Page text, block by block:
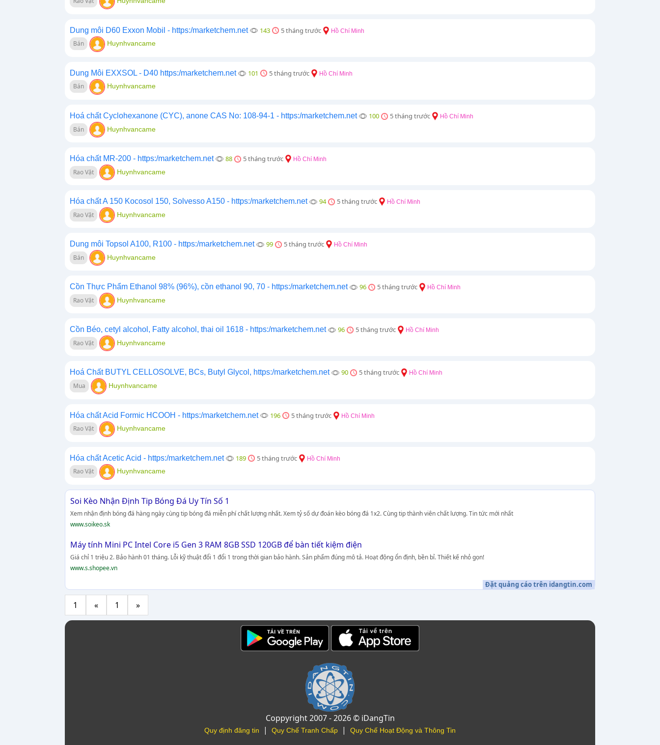
Dung môi D60 Exxon Mobil - https:/marketchem.net 143 5 tháng trước Hồ Chí Minh
Bán Huynhvancame
Dung Môi EXXSOL - D40 https:/marketchem.net 101 5 tháng trước Hồ Chí Minh
Bán Huynhvancame
Hoá chất Cyclohexanone (CYC), anone CAS No: 108-94-1 - https:/marketchem.net 100 5 tháng trước Hồ Chí Minh
Bán Huynhvancame
Hóa chất MR-200 - https:/marketchem.net 88 5 tháng trước Hồ Chí Minh
Rao Vặt Huynhvancame
Hóa chất A 150 Kocosol 150, Solvesso A150 - https:/marketchem.net 94 5 tháng trước Hồ Chí Minh
Rao Vặt Huynhvancame
Dung môi Topsol A100, R100 - https:/marketchem.net 99 5 tháng trước Hồ Chí Minh
Bán Huynhvancame
Cồn Thực Phẩm Ethanol 98% (96%), cồn ethanol 90, 70 - https:/marketchem.net 96 5 tháng trước Hồ Chí Minh
Rao Vặt Huynhvancame
Cồn Béo, cetyl alcohol, Fatty alcohol, thai oil 1618 - https:/marketchem.net 96 5 tháng trước Hồ Chí Minh
Rao Vặt Huynhvancame
Hoá Chất BUTYL CELLOSOLVE, BCs, Butyl Glycol, https:/marketchem.net 90 5 tháng trước Hồ Chí Minh
Mua Huynhvancame
Hóa chất Acid Formic HCOOH - https:/marketchem.net 196 5 tháng trước Hồ Chí Minh
Rao Vặt Huynhvancame
Hóa chất Acetic Acid - https:/marketchem.net 189 5 tháng trước Hồ Chí Minh
Rao Vặt Huynhvancame
Soi Kèo Nhận Định Tip Bóng Đá Uy Tín Số 1
Xem nhận định bóng đá hàng ngày cùng tip bóng đá miễn phí chất lượng nhất. Xem tỷ số dự đoán kèo bóng đá 1x2. Cùng tip thành viên chất lượng. Tin tức mới nhất
www.soikeo.sk
Máy tính Mini PC Intel Core i5 Gen 3 RAM 8GB SSD 120GB để bàn tiết kiệm điện
Giá chỉ 1 triệu 2. Bảo hành 01 tháng. Lỗi kỹ thuật đổi 1 đổi 1 trong thời gian bảo hành. Sản phẩm đúng mô tả. Hoạt động ổn định, bền bỉ. Thiết kế nhỏ gọn!
www.s.shopee.vn
Đặt quảng cáo trên idangtin.com
1 « 1 »
Coppyright 2007 - 2026 © iDangTin
Quy định đăng tin | Quy Chế Tranh Chấp | Quy Chế Hoạt Động và Thông Tin